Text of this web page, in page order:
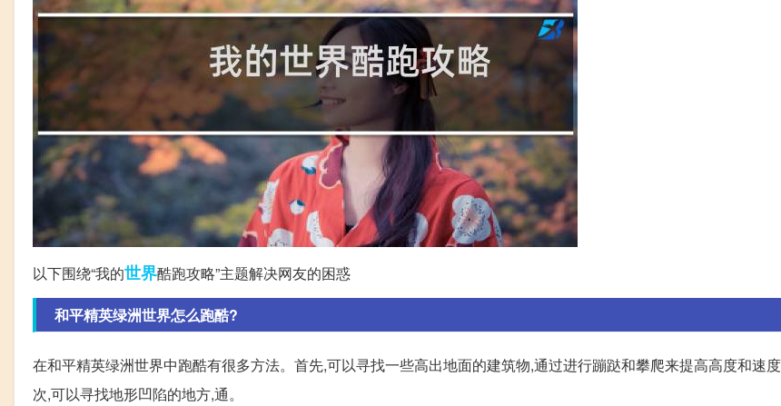
以下围绕“我的世界酷跑攻略”主题解决网友的困惑
和平精英绿洲世界怎么跑酷?
在和平精英绿洲世界中跑酷有很多方法。首先,可以寻找一些高出地面的建筑物,通过进行蹦跶和攀爬来提高高度和速
次,可以寻找地形凹陷的地方,通。